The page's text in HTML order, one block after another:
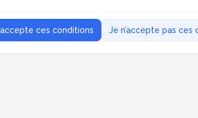
ces conditions Je n’accepte pas ces